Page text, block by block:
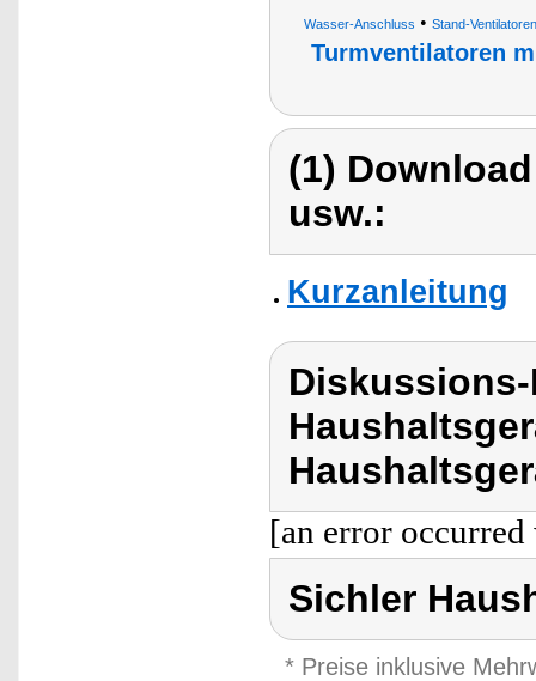
Wasser-Anschluss • Stand-Ventilatoren
Turmventilatoren
(1)
usw.:
Kurzanleitung
[an error
Sichler
* Preise inklusive